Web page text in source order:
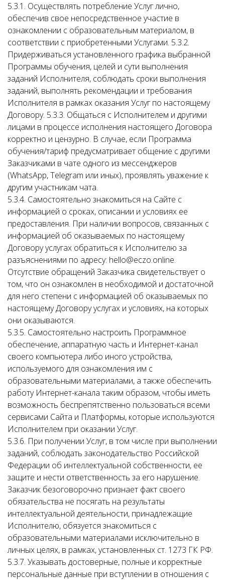
5.3.1. Осуществлять потребление Услуг лично,
обеспечив свое непосредственное участие в
ознакомлении с образовательным материалом, в
соответствии с приобретенными Услугами. 5.3.2.
Придерживаться установленного графика выбранной
Программы обучения, целей и сути выполнения
заданий Исполнителя, соблюдать сроки выполнения
заданий, выполнять рекомендации и требования
Исполнителя в рамках оказания Услуг по настоящему
Договору. 5.3.3. Общаться с Исполнителем и другими
лицами в процессе исполнения настоящего Договора
корректно и цензурно. В случае, если Программа
обучения/тариф предусматривает общение с другими
Заказчиками в чате одного из мессенджеров
(WhatsApp, Telegram или иных), проявлять уважение к
другим участникам чата.
5.3.4. Самостоятельно знакомиться на Сайте с
информацией о сроках, описании и условиях ее
предоставления. При наличии вопросов, связанных с
информацией об оказываемых по настоящему
Договору услугах обратиться к Исполнителю за
разъяснениями по адресу: hello@eczo.online.
Отсутствие обращений Заказчика свидетельствует о
том, что он ознакомлен в необходимой и достаточной
для него степени с информацией об оказываемых по
настоящему Договору услугах и условиях, на которых
они оказываются.
5.3.5. Самостоятельно настроить Программное
обеспечение, аппаратную часть и Интернет-канал
своего компьютера либо иного устройства,
используемого для ознакомления им с
образовательными материалами, а также обеспечить
работу Интернет-канала таким образом, чтобы иметь
возможность беспрепятственно пользоваться всеми
сервисами Сайта и Платформы, которые используются
Исполнителем при оказании Услуг.
5.3.6. При получении Услуг, в том числе при выполнении
заданий, соблюдать законодательство Российской
Федерации об интеллектуальной собственности, ее
защите и нести ответственность за его нарушение.
Заказчик безоговорочно признает факт своего
обязательства не посягать на результаты
интеллектуальной деятельности, принадлежащие
Исполнителю, обязуется знакомиться с
образовательными материалами исключительно в
личных целях, в рамках, установленных ст. 1273 ГК РФ.
5.3.7. Указывать достоверные, полные и корректные
персональные данные при вступлении в отношения с